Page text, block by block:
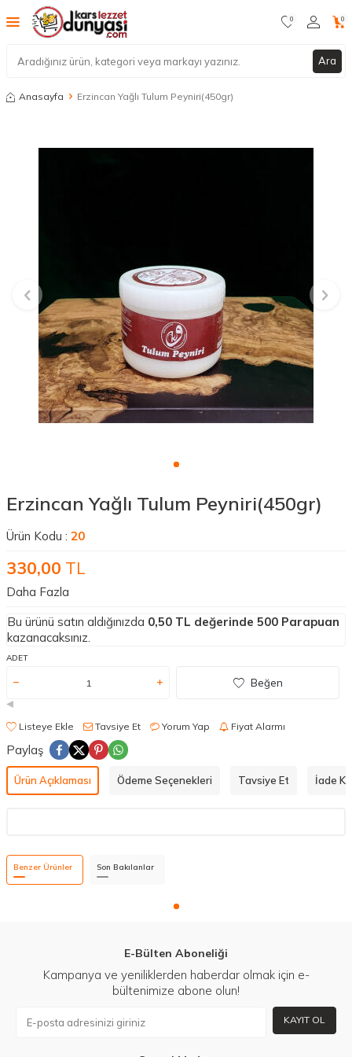
Ara
0 0
Anasayfa Erzincan Yağlı Tulum Peyniri(450gr)
Erzincan Yağlı Tulum Peyniri(450gr)
Ürün Kodu : 20
330,00 TL
Daha Fazla
Bu ürünü satın aldığınızda 0,50 TL değerinde 500 Parapuan
kazanacaksınız.
ADET
Beğen
Listeye Ekle Tavsiye Et Yorum Yap Fiyat Alarmı
Paylaş
Ürün Açıklaması Ödeme Seçenekleri Tavsiye Et İade
Benzer Ürünler Son Bakılanlar
E-Bülten Aboneliği
Kampanya ve yeniliklerden haberdar olmak için e-
bültenimize abone olun!
KAYIT OL